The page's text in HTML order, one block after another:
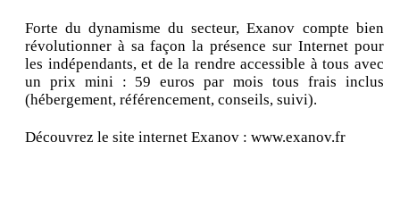
Forte du dynamisme du secteur, Exanov compte bien
révolutionner à sa façon la présence sur Internet pour
les indépendants, et de la rendre accessible à tous avec
un prix mini : 59 euros par mois tous frais inclus
(hébergement, référencement, conseils, suivi).
Découvrez le site internet Exanov : www.exanov.fr